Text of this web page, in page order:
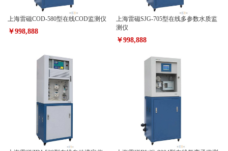
上海雷磁COD-580型在线COD监测仪
￥998,888
上海雷磁SJG-705型在线多参数水质监
测仪
￥998,888